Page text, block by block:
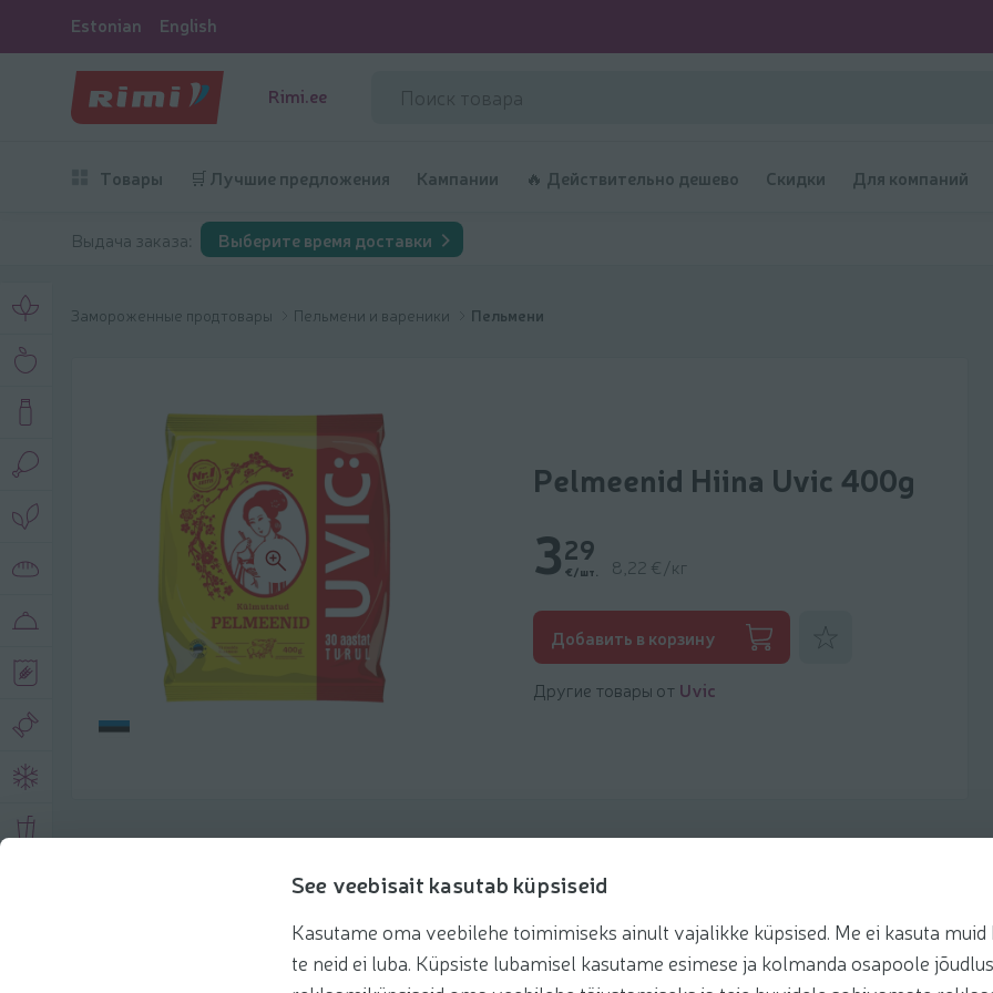
See veebisait kasutab küpsiseid
Kasutame oma veebilehe toimimiseks ainult vajalikke küpsised. Me ei kasuta muid
te neid ei luba. Küpsiste lubamisel kasutame esimese ja kolmanda osapoole
Estonian English
Rimi.ee
Товары 🛒 Лучшие предложения Кампании 🔥 Действительно дешево Скидки Для компаний
Выдача заказа: Выберите время доставки
Замороженные продтовары Пельмени и вареники Пельмени
Pelmeenid Hiina Uvic 400g
329
€/шт. 8,22 €/кг
Добавить в корзину
Другие товары от Uvic
Рекомендации Рецепты